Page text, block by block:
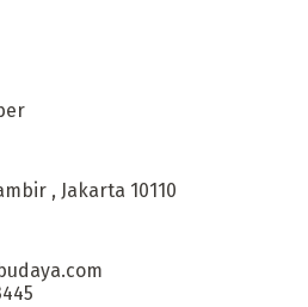
, Jakarta 10110